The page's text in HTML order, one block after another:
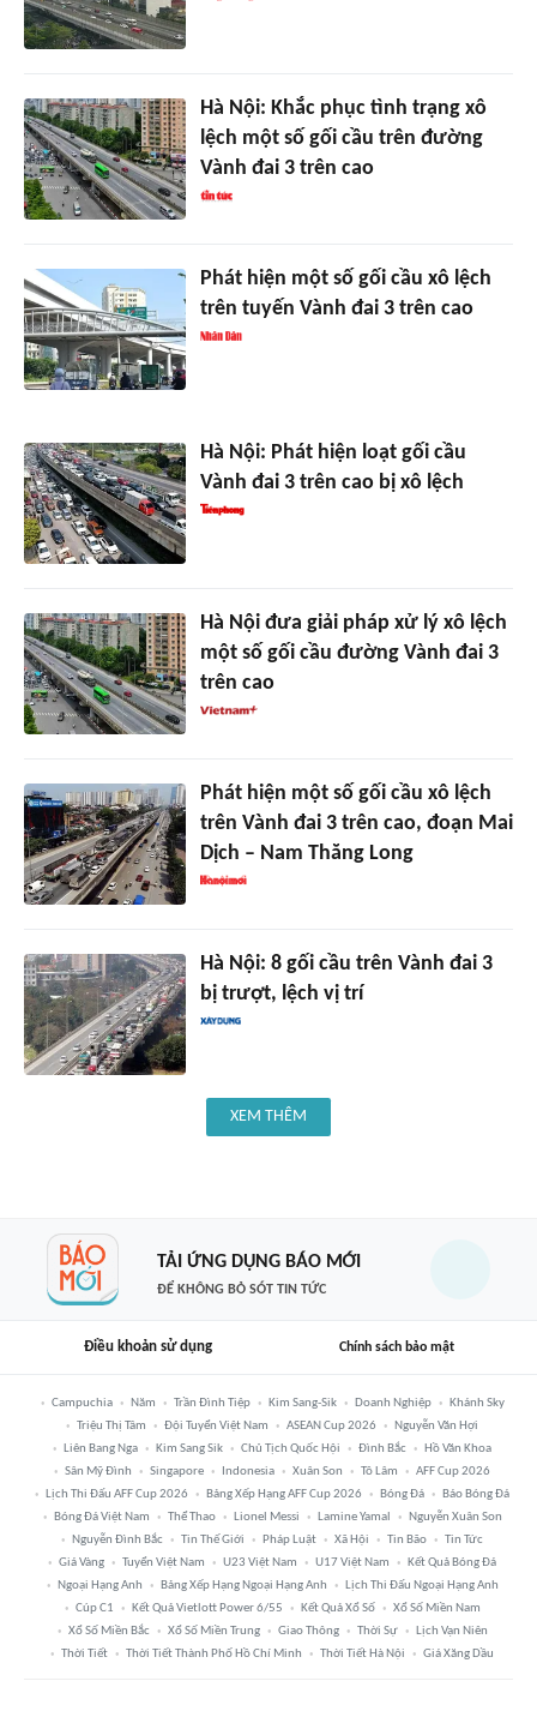
Hà Nội: Khắc phục tình trạng xô
lệch một số gối cầu trên đường
Vành đai 3 trên cao
Phát hiện một số gối cầu xô lệch
trên tuyến Vành đai 3 trên cao
Hà Nội: Phát hiện loạt gối cầu
Vành đai 3 trên cao bị xô lệch
Hà Nội đưa giải pháp xử lý xô lệch
một số gối cầu đường Vành đai 3
trên cao
Phát hiện một số gối cầu xô lệch
trên Vành đai 3 trên cao, đoạn Mai
Dịch – Nam Thăng Long
Hà Nội: 8 gối cầu trên Vành đai 3
bị trượt, lệch vị trí
XEM THÊM
TẢI ỨNG DỤNG BÁO MỚI
ĐỂ KHÔNG BỎ SÓT TIN TỨC
Điều khoản sử dụng Chính sách bảo mật
Campuchia Năm Trần Đình Tiệp Kim Sang-Sik Doanh Nghiệp
Khánh Sky
Triệu Thị Tâm
Đội Tuyển Việt Nam ASEAN Cup 2026
Nguyễn Văn Hợi
Liên Bang Nga
Kim Sang Sik Chủ Tịch Quốc Hội Đình Bắc
Hồ Văn Khoa
Sân Mỹ Đình
Singapore Indonesia Xuân Son Tô Lâm
AFF Cup 2026
Lịch Thi Đấu AFF Cup 2026
Bảng Xếp Hạng AFF Cup 2026 Bóng Đá
Báo Bóng Đá
Bóng Đá Việt Nam
Thể Thao Lionel Messi Lamine Yamal
Nguyễn Xuân Son
Nguyễn Đình Bắc
Tin Thế Giới Pháp Luật Xã Hội Tin Bão
Tin Tức
Giá Vàng
Tuyển Việt Nam U23 Việt Nam U17 Việt Nam
Kết Quả Bóng Đá
Ngoại Hạng Anh
Bảng Xếp Hạng Ngoại Hạng Anh
Lịch Thi Đấu Ngoại Hạng Anh
Cúp C1
Kết Quả Vietlott Power 6/55 Kết Quả Xổ Số
Xổ Số Miền Nam
Xổ Số Miền Bắc
Xổ Số Miền Trung Giao Thông Thời Sự
Lịch Vạn Niên
Thời Tiết
Thời Tiết Thành Phố Hồ Chí Minh Thời Tiết Hà Nội Giá Xăng Dầu